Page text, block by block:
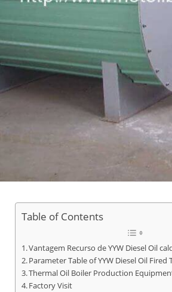
Table of Contents
Vantagem Recurso de YYW Diesel Oil
Parameter Table of YYW Diesel Oil Fired
Thermal Oil Boiler Production
Factory Visit